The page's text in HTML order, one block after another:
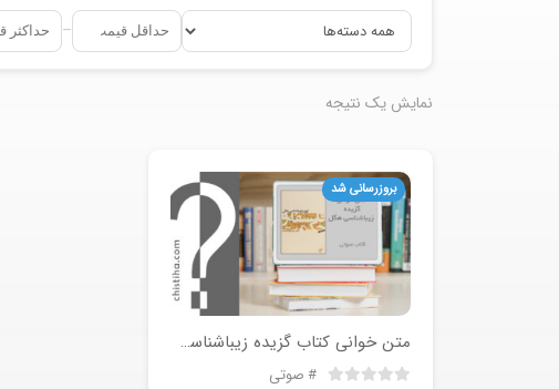
–
نمایش یک نتیجه
بروزرسانی شد
متن خوانی کتاب گزیده زیباشناسی هگل
صوتی